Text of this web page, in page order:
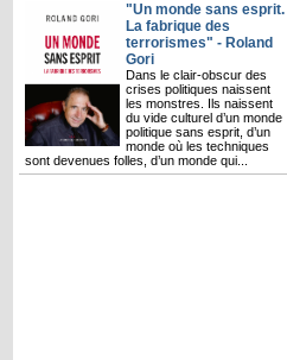
"Un monde sans esprit.
La fabrique des
terrorismes" - Roland
Gori
Dans le clair-obscur des
crises politiques naissent
les monstres. Ils naissent
du vide culturel d’un monde
politique sans esprit, d’un
monde où les techniques
sont devenues folles, d’un monde qui...